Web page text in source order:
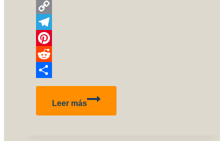
WhatsApp
Copy
Link
Telegram
Pinterest
Reddit
Compartir
Leer más
A4-